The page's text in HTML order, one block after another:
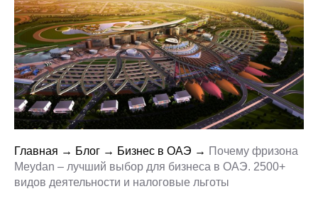
Главная → Блог → Бизнес в ОАЭ → Почему фризона
Meydan – лучший выбор для бизнеса в ОАЭ. 2500+
видов деятельности и налоговые льготы